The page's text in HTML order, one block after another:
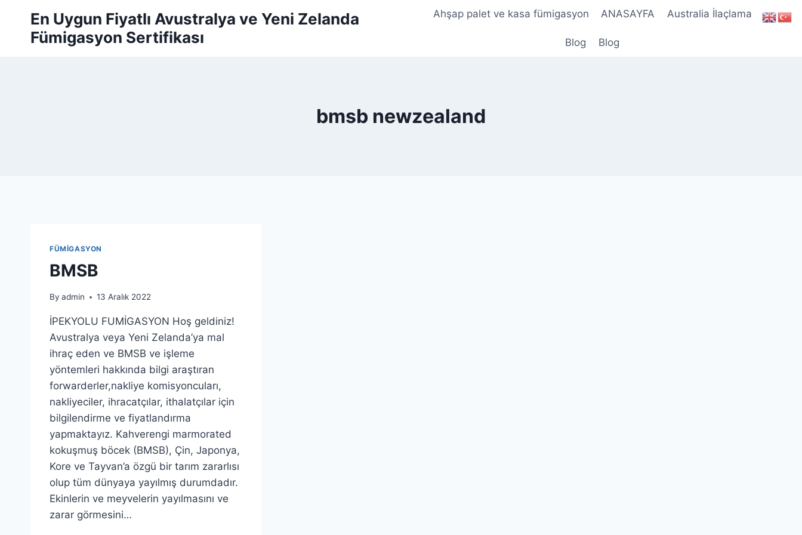
content
En Uygun Fiyatlı Avustralya ve Yeni Zelanda
Fümigasyon Sertifikası
Ahşap palet ve kasa fümigasyon ANASAYFA Australia İlaçlama
Blog Blog
bmsb newzealand
FÜMİGASYON
BMSB
By admin 13 Aralık 2022
İPEKYOLU FUMİGASYON Hoş geldiniz!
Avustralya veya Yeni Zelanda’ya mal
ihraç eden ve BMSB ve işleme
yöntemleri hakkında bilgi araştıran
forwarderler,nakliye komisyoncuları,
nakliyeciler, ihracatçılar, ithalatçılar için
bilgilendirme ve fiyatlandırma
yapmaktayız. Kahverengi marmorated
kokuşmuş böcek (BMSB), Çin, Japonya,
Kore ve Tayvan’a özgü bir tarım zararlısı
olup tüm dünyaya yayılmış durumdadır.
Ekinlerin ve meyvelerin yayılmasını ve
zarar görmesini…